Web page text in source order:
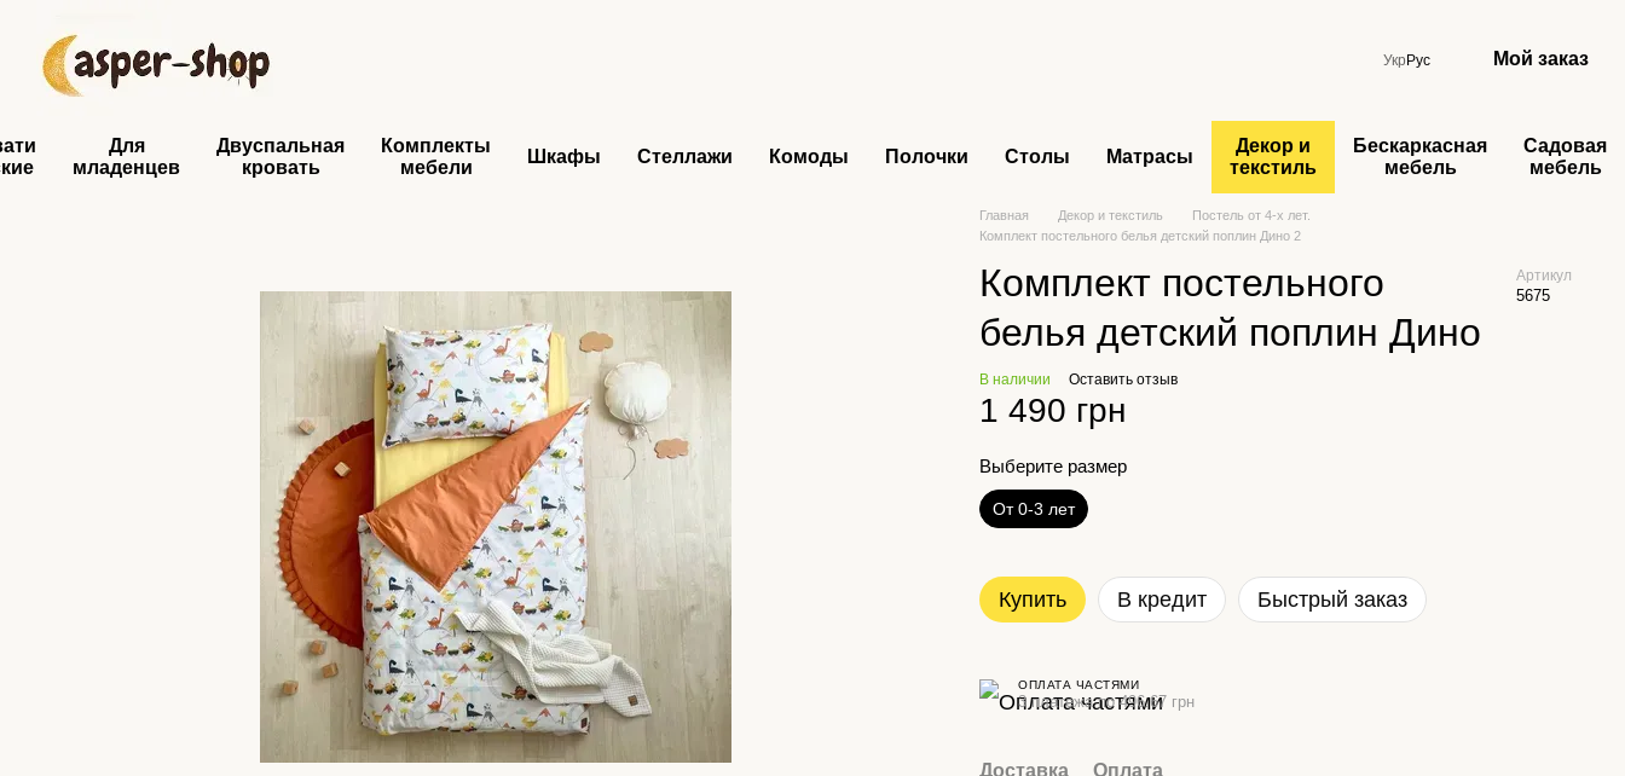
Укр Рус Мой заказ
Для
младенцев
Двуспальная
кровать
Комплекты
мебели
Шкафы Стеллажи Комоды Полочки Столы Матрасы
Декор и
текстиль
Бескаркасная
мебель
Садовая
мебель
Главная Декор и текстиль
Постель от 4-х лет.
Комплект постельного белья детский поплин Дино 2
Комплект постельного
белья детский поплин Дино
Артикул
5675
В наличии Оставить отзыв
1 490 грн
Выберите размер
От 0-3 лет
Купить В кредит Быстрый заказ
ОПЛАТА ЧАСТЯМИ
3 платежа по 496.67 грн
Доставка Оплата